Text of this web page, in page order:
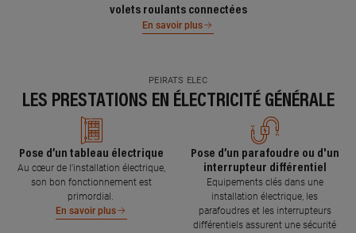
volets roulants connectées
En savoir plus
PEIRATS ELEC
LES PRESTATIONS EN ÉLECTRICITÉ GÉNÉRALE
Pose d’un tableau électrique
Au cœur de l’installation électrique,
son bon fonctionnement est
primordial.
En savoir plus
Pose d’un parafoudre ou d'un
interrupteur différentiel
Equipements clés dans une
installation électrique, les
parafoudres et les interrupteurs
différentiels assurent une sécurité